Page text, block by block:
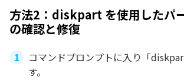
方法2：diskpart を使用したパ
の確認と修復
コマンドプロンプトに入り「
す。